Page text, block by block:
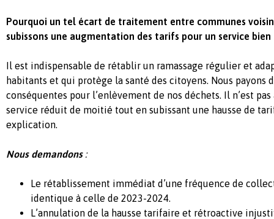
Pourquoi un tel écart de traitement entre communes
subissons une augmentation des tarifs pour un service
Il est indispensable de rétablir un ramassage régulier et
habitants et qui protège la santé des citoyens. Nous payons
conséquentes pour l’enlèvement de nos déchets. Il n’est
service réduit de moitié tout en subissant une hausse de
explication.
Nous demandons:
Le rétablissement immédiat d’une fréquence de
identique à celle de 2023-2024.
L’annulation de la hausse tarifaire et rétroactive